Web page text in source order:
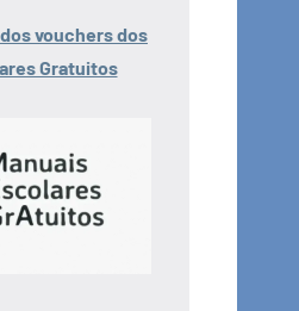
vouchers dos
Gratuitos